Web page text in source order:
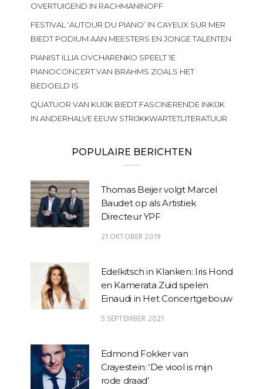
OVERTUIGEND IN RACHMANINOFF
FESTIVAL ‘AUTOUR DU PIANO’ IN CAYEUX SUR MER
BIEDT PODIUM AAN MEESTERS EN JONGE TALENTEN
PIANIST ILLIA OVCHARENKO SPEELT 1E
PIANOCONCERT VAN BRAHMS ZOALS HET
BEDOELD IS
QUATUOR VAN KUIJK BIEDT FASCINERENDE INKIJK
IN ANDERHALVE EEUW STRIJKKWARTETLITERATUUR
POPULAIRE BERICHTEN
Thomas Beijer volgt Marcel
Baudet op als Artistiek
Directeur YPF
21 OKTOBER 2019
Edelkitsch in Klanken: Iris Hond
en Kamerata Zuid spelen
Einaudi in Het Concertgebouw
5 SEPTEMBER 2021
Edmond Fokker van
Crayestein: ‘De viool is mijn
rode draad’